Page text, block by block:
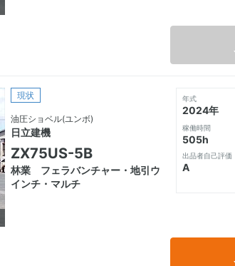
現状
油圧ショベル(ユンボ)
日立建機
ZX75US-5B
林業 フェラバンチャー・地引ウ
インチ・マルチ
年式
2024年
稼働時間
505h
出品者自己評価
A